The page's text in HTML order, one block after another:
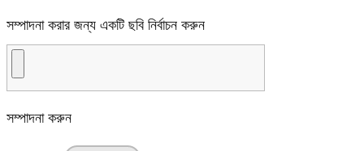
সম্পাদনা করার জন্য একটি ছবি নির্বাচন করুন
সম্পাদনা করুন